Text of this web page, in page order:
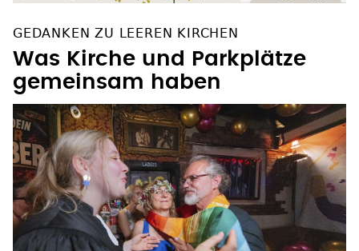
GEDANKEN ZU LEEREN KIRCHEN
Was Kirche und Parkplätze
gemeinsam haben